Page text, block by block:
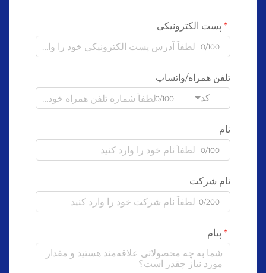
پست الکترونیکی
0/100
تلفن همراه/واتساپ
کد
0/100
نام
0/100
نام شرکت
0/200
پیام